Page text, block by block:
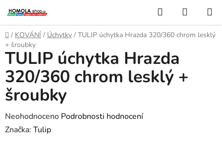
na
obsah
Hledat
KOŠÍK
Domů
/ KOVÁNÍ / Úchytky / TULIP úchytka Hrazda 320/360 chrom lesklý
+ šroubky
TULIP úchytka Hrazda
320/360 chrom lesklý +
šroubky
Průměrné
hodnocení
Neohodnoceno Podrobnosti hodnocení
Značka: Tulip